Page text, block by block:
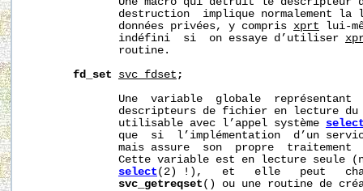
destruction  implique normalement la
              données privées, y compris
xprt lui-
              indéfini  si  on essaye d’utiliser
              routine.
fd_set
svc_fdset ;
Une  variable  globale  représentant
descripteurs de fichier en lecture
              utilisable avec l’appel système
que  si  l’implémentation  d’un
mais assure  son  propre  traitement
Cette variable est en lecture seule
select (2) !),   et   elle   peut
svc_getreqset () ou une routine de